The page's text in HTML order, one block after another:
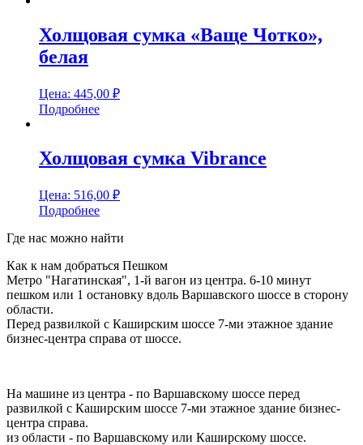
Холщовая сумка «Ваще Чотко»,
белая
Цена: 445,00 ₽
Подробнее
Холщовая сумка Vibrance
Цена: 516,00 ₽
Подробнее
Где нас можно найти
Как к нам добраться Пешком
Метро "Нагатинская", 1-й вагон из центра. 6-10 минут
пешком или 1 остановку вдоль Варшавского шоссе в сторону
области.
Перед развилкой с Каширским шоссе 7-ми этажное здание
бизнес-центра справа от шоссе.
На машине из центра - по Варшавскому шоссе перед
развилкой с Каширским шоссе 7-ми этажное здание бизнес-
центра справа.
из области - по Варшавскому или Каширскому шоссе.